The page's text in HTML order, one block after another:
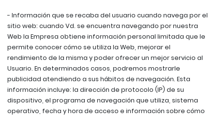
- Información que se recaba del usuario cuando navega por el
sitio web: cuando Vd. se encuentra navegando por nuestra
Web la Empresa obtiene información personal limitada que le
permite conocer cómo se utiliza la Web, mejorar el
rendimiento de la misma y poder ofrecer un mejor servicio al
Usuario. En determinados casos, podremos mostrarle
publicidad atendiendo a sus hábitos de navegación. Esta
información incluye: la dirección de protocolo (IP) de su
dispositivo, el programa de navegación que utiliza, sistema
operativo, fecha y hora de acceso e información sobre cómo